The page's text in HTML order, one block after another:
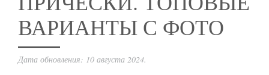
ВАРИАНТЫ С ФОТО
Дата обновления: 10 августа 2024.